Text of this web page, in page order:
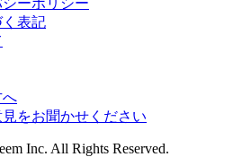
ーポリシー
表記
へ
をお聞かせください
Inc. All Rights Reserved.